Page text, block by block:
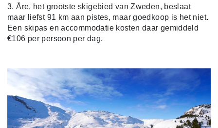
3. Åre, het grootste skigebied van Zweden, beslaat
maar liefst 91 km aan pistes, maar goedkoop is het niet.
Een skipas en accommodatie kosten daar gemiddeld
€106 per persoon per dag.